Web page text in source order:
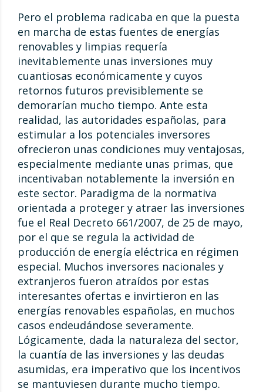
Pero el problema radicaba en que la puesta
en marcha de estas fuentes de energías
renovables y limpias requería
inevitablemente unas inversiones muy
cuantiosas económicamente y cuyos
retornos futuros previsiblemente se
demorarían mucho tiempo. Ante esta
realidad, las autoridades españolas, para
estimular a los potenciales inversores
ofrecieron unas condiciones muy ventajosas,
especialmente mediante unas primas, que
incentivaban notablemente la inversión en
este sector. Paradigma de la normativa
orientada a proteger y atraer las inversiones
fue el Real Decreto 661/2007, de 25 de mayo,
por el que se regula la actividad de
producción de energía eléctrica en régimen
especial. Muchos inversores nacionales y
extranjeros fueron atraídos por estas
interesantes ofertas e invirtieron en las
energías renovables españolas, en muchos
casos endeudándose severamente.
Lógicamente, dada la naturaleza del sector,
la cuantía de las inversiones y las deudas
asumidas, era imperativo que los incentivos
se mantuviesen durante mucho tiempo.